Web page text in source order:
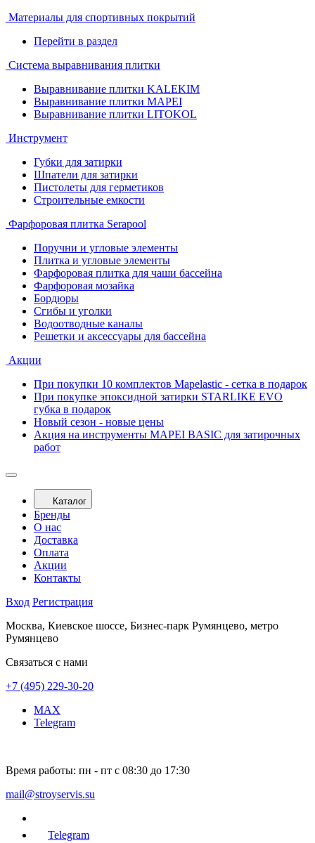
Материалы для спортивных покрытий
Перейти в раздел
Система выравнивания плитки
Выравнивание плитки KALEKIM
Выравнивание плитки MAPEI
Выравнивание плитки LITOKOL
Инструмент
Губки для затирки
Шпатели для затирки
Пистолеты для герметиков
Строительные емкости
Фарфоровая плитка Serapool
Поручни и угловые элементы
Плитка и угловые элементы
Фарфоровая плитка для чаши бассейна
Фарфоровая мозайка
Бордюры
Сгибы и уголки
Водоотводные каналы
Решетки и аксессуары для бассейна
Акции
При покупки 10 комплектов Mapelastic - сетка в подарок
При покупке эпоксидной затирки STARLIKE EVO
губка в подарок
Новый сезон - новые цены
Акция на инструменты MAPEI BASIC для затирочных
работ
Каталог
Бренды
О нас
Доставка
Оплата
Акции
Контакты
Вход Регистрация
Москва, Киевское шоссе, Бизнес-парк Румянцево, метро
Румянцево
Связаться с нами
+7 (495) 229-30-20
MAX
Telegram
Время работы: пн - пт с 08:30 до 17:30
mail@stroyservis.su
Telegram